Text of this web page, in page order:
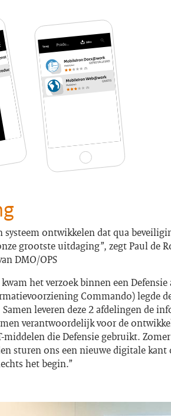
systeem ontwikkelen dat qua
grootste uitdaging”, zegt Paul de
DMO/OPS
kwam het verzoek binnen een
Commando) legde
Samen leveren deze 2 afdelingen de
verantwoordelijk voor de
middelen die Defensie gebruikt.
sturen ons een nieuwe digitale kant
het begin.”